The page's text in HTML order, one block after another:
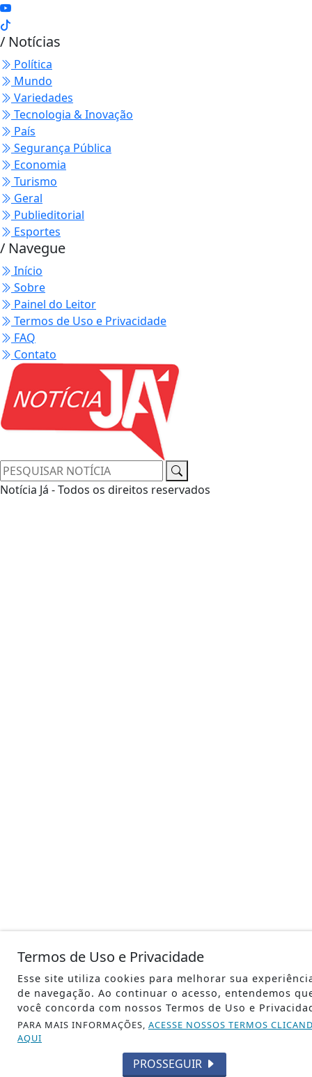
/ Notícias
Política
Mundo
Variedades
Tecnologia & Inovação
País
Segurança Pública
Economia
Turismo
Geral
Publieditorial
Esportes
/ Navegue
Início
Sobre
Painel do Leitor
Termos de Uso e Privacidade
FAQ
Contato
Notícia Já - Todos os direitos reservados
Termos de Uso e Privacidade
Esse site utiliza cookies para melhorar sua
de navegação. Ao continuar o acesso, entendemos
você concorda com nossos Termos de Uso e
PARA MAIS INFORMAÇÕES, ACESSE NOSSOS TERMOS
AQUI
PROSSEGUIR